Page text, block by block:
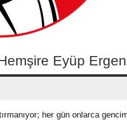
Eyüp
her gün onlarca